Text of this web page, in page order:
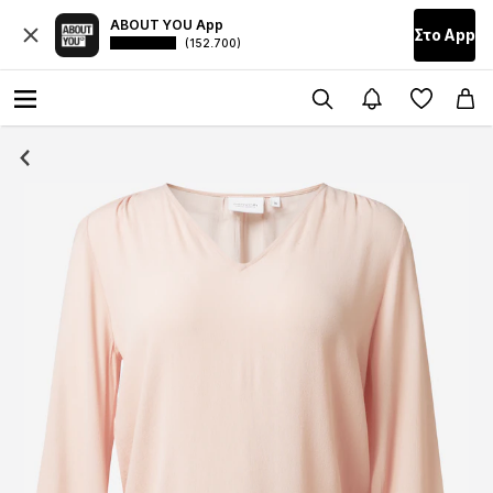
ABOUT YOU App
(152.700) Στο Αpp